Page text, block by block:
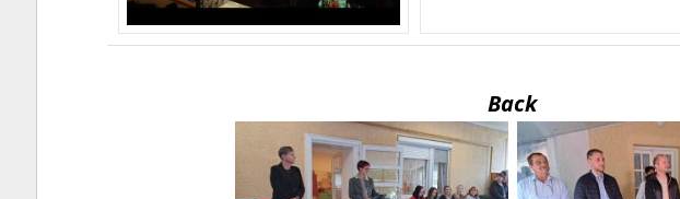
Back